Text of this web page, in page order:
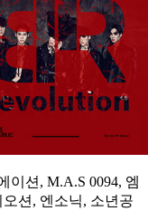
이션, M.A.S 0094, 엠
션, 엔소닉, 소년공